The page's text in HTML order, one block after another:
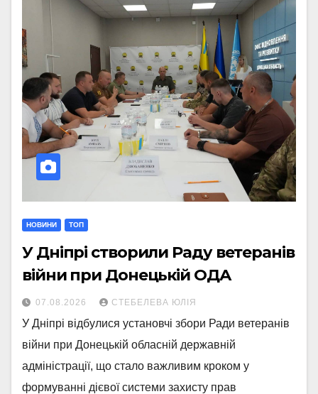
НОВИНИ ТОП
У Дніпрі створили Раду ветеранів
війни при Донецькій ОДА
07.08.2026 СТЕБЕЛЕВА ЮЛІЯ
У Дніпрі відбулися установчі збори Ради ветеранів
війни при Донецькій обласній державній
адміністрації, що стало важливим кроком у
формуванні дієвої системи захисту прав